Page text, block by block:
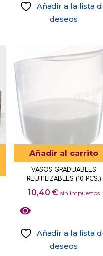
Añadir a la lista
deseos
producto
tiene
múltiples
opciones
Añadir al carrito
VASOS GRADUABLES
REUTILIZABLES (10 PCS.)
10,40 € sin impuestos
Añadir a la lista
deseos